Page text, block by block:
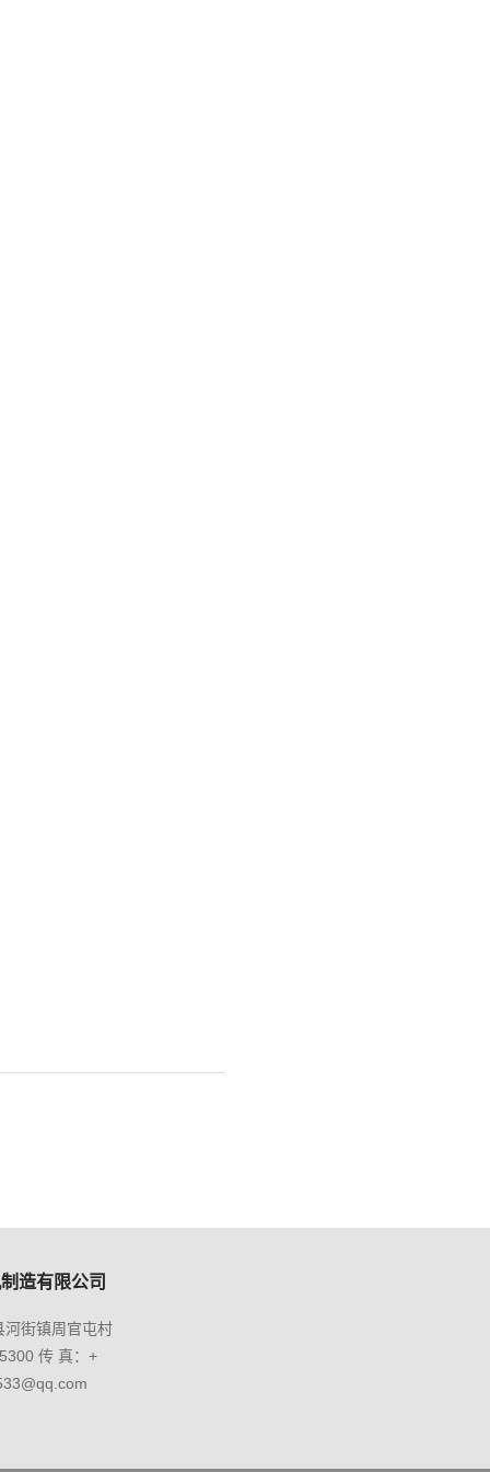
造有限公司
街镇周官屯村
传 真：+